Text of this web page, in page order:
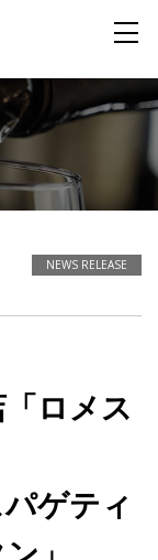
舞台は世界
NEWS RELEASE
ロメス
ゲティ